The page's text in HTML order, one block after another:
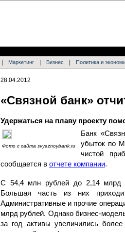
Маркетинг Бизнес Политика и
28.04.2012
«Связной банк»
Удержаться на плаву проекту
Фото с сайта svyaznoybank.ru
Банк
убыток по
чистой
сообщается в отчете компании.
С 54,4 млн рублей до 2,14 млрд
Большая часть из них
Административные и прочие
млрд рублей. Однако бизнес-
за год активы увеличились